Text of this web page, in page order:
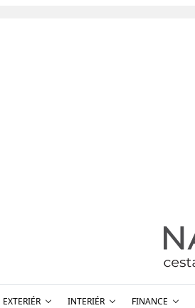
EXTERIÉR INTERIÉR FINANCE